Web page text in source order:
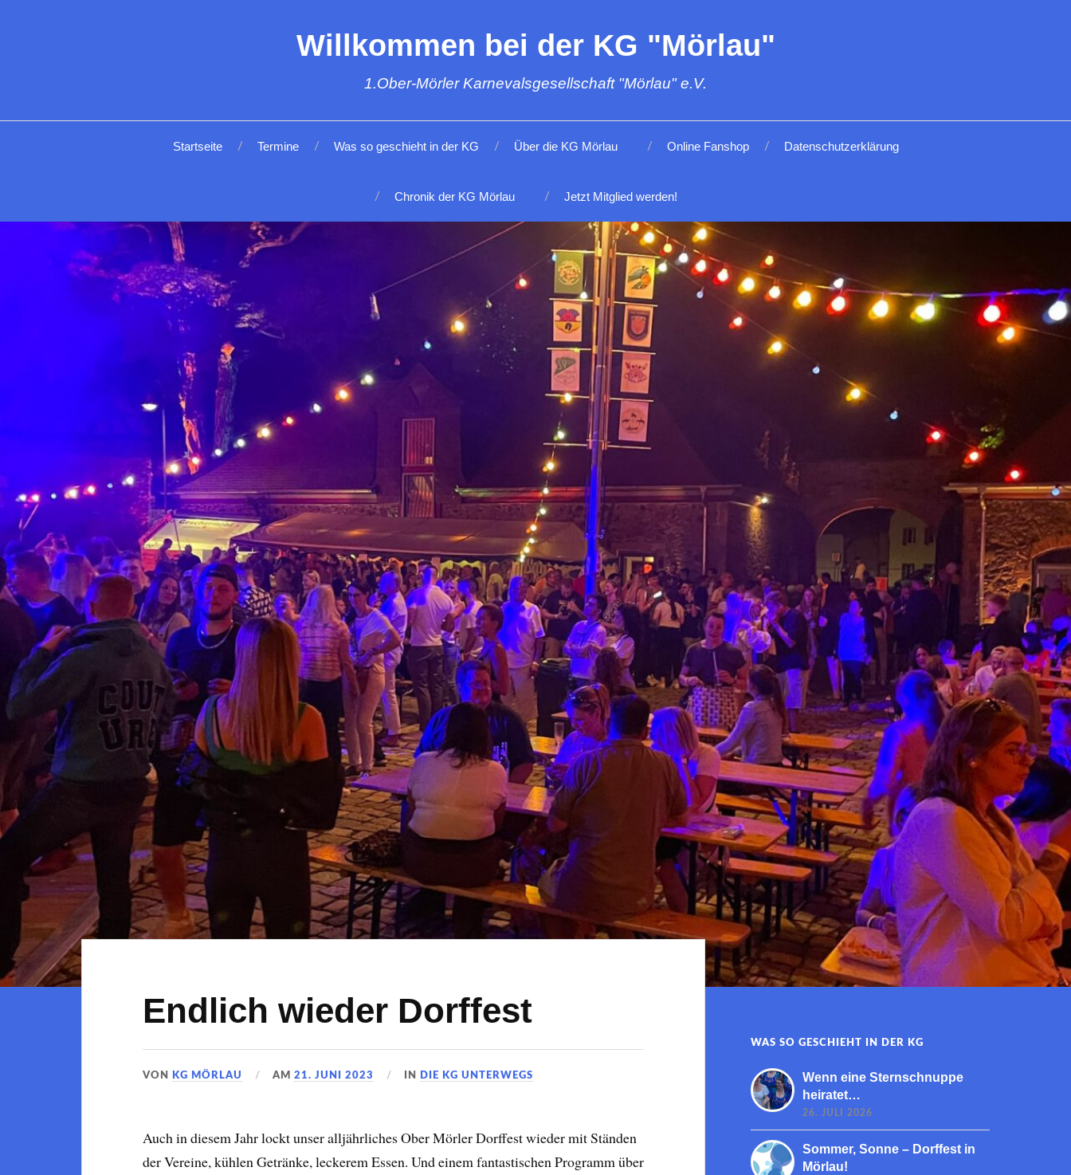
Willkommen bei der KG "Mörlau"
1.Ober-Mörler Karnevalsgesellschaft "Mörlau" e.V.
Startseite Termine Was so geschieht in der KG Über die KG Mörlau Online Fanshop Datenschutzerklärung
Chronik der KG Mörlau Jetzt Mitglied werden!
Endlich wieder Dorffest
VON KG MÖRLAU AM21. JUNI 2023 IN DIE KG UNTERWEGS
Auch in diesem Jahr lockt unser alljährliches Ober Mörler Dorffest wieder mit Ständen
der Vereine, kühlen Getränke, leckerem Essen. Und einem fantastischen Programm über
WAS SO GESCHIEHT IN DER KG
Wenn eine Sternschnuppe
heiratet…
26. JULI 2026
Sommer, Sonne – Dorffest in
Mörlau!